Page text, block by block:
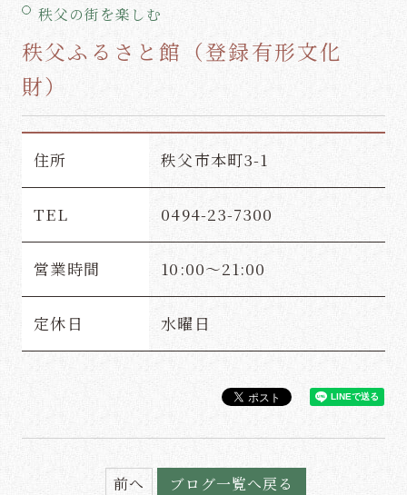
日付
人数
秩父の街を楽しむ
秩父ふるさと館（登録有形文化
財）
住所 秩父市本町3-1
TEL 0494-23-7300
営業時間 10:00～21:00
定休日 水曜日
前へ ブログ一覧へ戻る
交通アクセス
和どうブログ
安心・安全への取り組み
よくあるご質問
プライバシーポリシー
宿泊プラン一覧を見る
予約確認
会員マイページログイン
16,830
【当館最高ランクの
グレードＵＰ↑↑こ
だわりの懐石料理プ
ラン☆≪1泊2食付
≫
14,935
約】和どうで過ごす